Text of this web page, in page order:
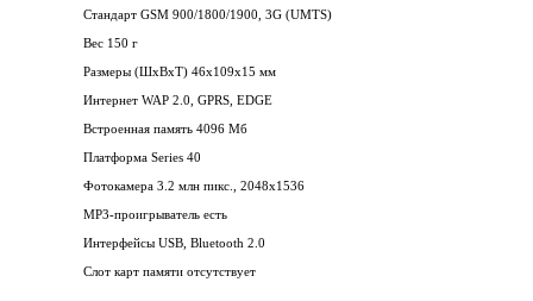
Стандарт GSM 900/1800/1900, 3G (UMTS)
Вес 150 г
Размеры (ШxВxТ) 46x109x15 мм
Интернет WAP 2.0, GPRS, EDGE
Встроенная память 4096 Мб
Платформа Series 40
Фотокамера 3.2 млн пикс., 2048x1536
MP3-проигрыватель есть
Интерфейсы USB, Bluetooth 2.0
Слот карт памяти отсутствует